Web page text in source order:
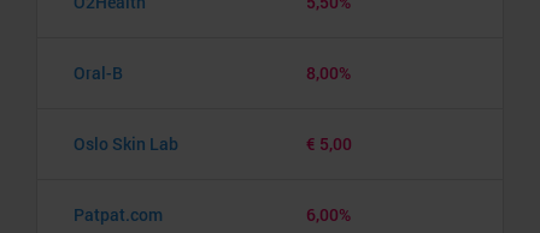
Oral-B 8,00%
Oslo Skin Lab € 5,00
Patpat.com 6,00%